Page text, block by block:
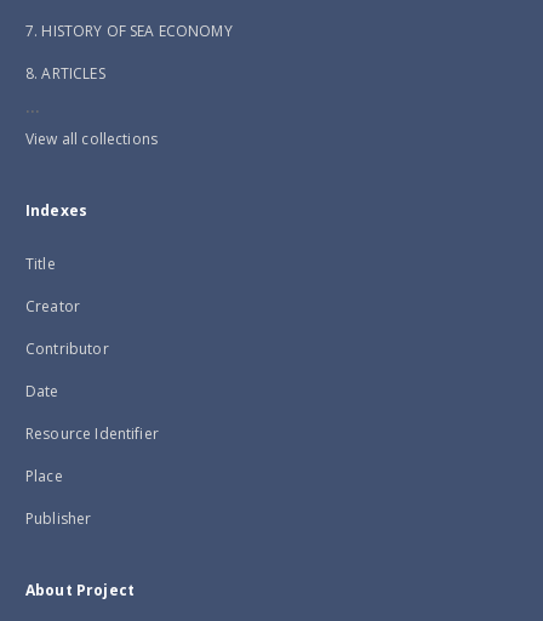
7. HISTORY OF SEA ECONOMY
8. ARTICLES
...
View all collections
Indexes
Title
Creator
Contributor
Date
Resource Identifier
Place
Publisher
About Project